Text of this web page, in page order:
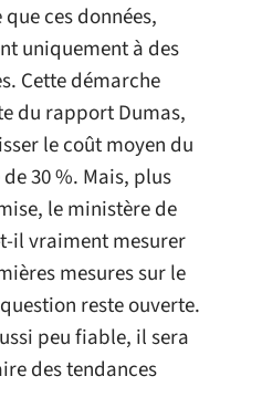
que ces données,
uniquement à des
Cette démarche
du rapport Dumas,
le coût moyen du
30 %. Mais, plus
le ministère de
il vraiment mesurer
mesures sur le
reste ouverte.
peu fiable, il sera
des tendances